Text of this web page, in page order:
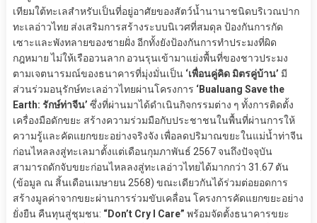
เทียมใต้ทะเลสำหรับเป็นที่อยู่อาศัยของสัตว์น้ำนานาชนิดบริเวณปาก
ทะเลอ่าวไทย ส่งเสริมการสร้างระบบนิเวศที่สมดุล ป้องกันการกัด
เซาะและพังทลายของชายฝั่ง อีกทั้งยังป้องกันการทำประมงที่ผิด
กฎหมาย ไม่ให้เรืออวนลาก อวนรุนเข้ามาแย่งพื้นที่ของชาวประมง
ตามเจตนารมณ์ของธนาคารที่มุ่งมั่นเป็น‘เพื่อนคู่คิด มิตรคู่บ้าน’ มี
ส่วนร่วมอนุรักษ์ทะเลอ่าวไทยผ่านโครงการ ‘Bualuang Save the
Earth: รักษ์ท่าจีน’ ซึ่งที่ผ่านมาได้ดำเนินกิจกรรมต่าง ๆ ทั้งการติดตั้ง
เครื่องมือดักขยะ สร้างความร่วมมือกับประชาชนในพื้นที่ผ่านการให้
ความรู้และคัดแยกขยะอย่างจริงจัง เพื่อลดปริมาณขยะในแม่น้ำท่าจีน
ก่อนไหลลงสู่ทะเลมาตั้งแต่เดือนกุมภาพันธ์ 2567 จนถึงปัจจุบัน
สามารถดักจับขยะก่อนไหลลงสู่ทะเลอ่าวไทยได้มากกว่า 31.67 ตัน
(ข้อมูล ณ สิ้นเดือนเมษายน 2568) ขณะเดียวกันได้ร่วมต่อยอดการ
สร้างมูลค่าจากขยะผ่านการร่วมขับเคลื่อน โครงการคัดแยกขยะอย่าง
ยั่งยืน คืนทุนสู่ชุมชน: “Don’t Cry I Care” พร้อมจัดตั้งธนาคารขยะ